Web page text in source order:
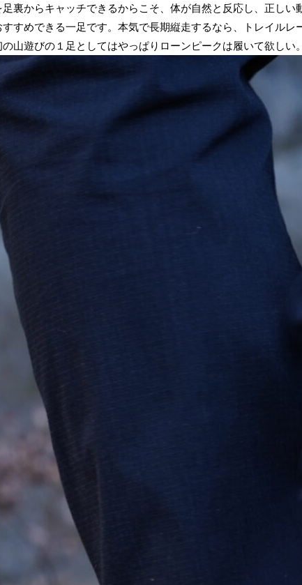
足裏からキャッチできるからこそ、体が自然と反応し、正し
すめできる一足です。本気で長期縦走するなら、トレイル
山遊びの１足としてはやっぱりローンピークは履いて欲しい。